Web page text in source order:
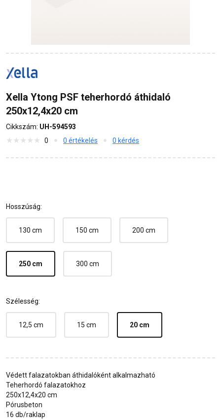
Xella Ytong PSF teherhordó áthidaló
250x12,4x20 cm
Cikkszám: UH-594593
0
0 értékelés 0 kérdés
Hosszúság:
130 cm 150 cm 200 cm
250 cm 300 cm
Szélesség:
12,5 cm 15 cm 20 cm
Védett falazatokban áthidalóként alkalmazható
Teherhordó falazatokhoz
250x12,4x20 cm
Pórusbeton
16 db/raklap